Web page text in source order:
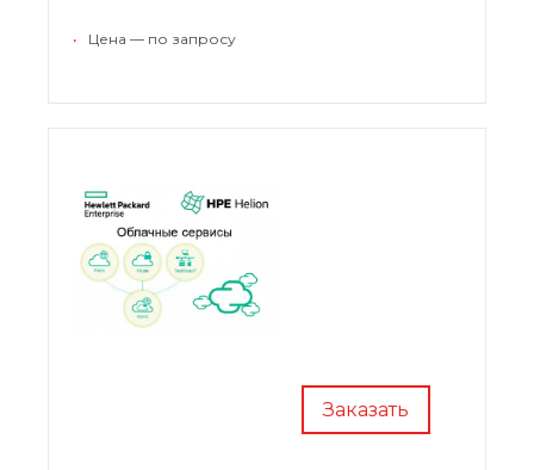
• Цена — по запросу
Заказать